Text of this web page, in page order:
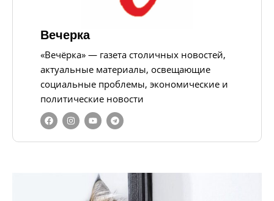
Вечерка
«Вечёрка» — газета столичных новостей,
актуальные материалы, освещающие
социальные проблемы, экономические и
политические новости